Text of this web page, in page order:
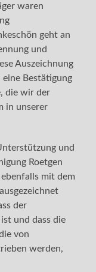
waren
geht an
und
Auszeichnung
Bestätigung
die wir der
in unserer
und
Roetgen
ebenfalls mit dem
der
und dass die
von
werden,